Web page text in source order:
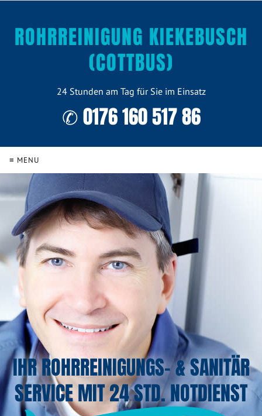
ROHRREINIGUNG KIEKEBUSCH
(COTTBUS)
24 Stunden am Tag für Sie im Einsatz
✆ 0176 160 517 86
≡ MENU
IHR ROHRREINIGUNGS- & SANITÄR
SERVICE MIT 24 STD. NOTDIENST